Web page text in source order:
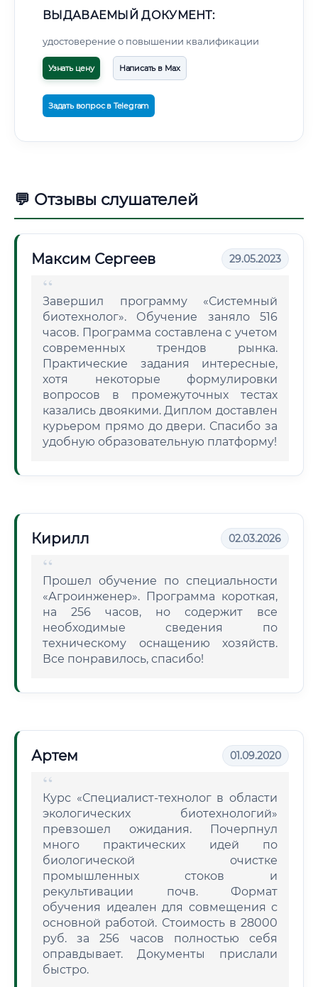
ВЫДАВАЕМЫЙ ДОКУМЕНТ:
удостоверение о повышении квалификации
Узнать цену Написать в Max
Задать вопрос в Telegram
💬 Отзывы слушателей
Максим Сергеев 29.05.2023
Завершил программу «Системный
биотехнолог». Обучение заняло 516
часов. Программа составлена с учетом
современных трендов рынка.
Практические задания интересные,
хотя некоторые формулировки
вопросов в промежуточных тестах
казались двоякими. Диплом доставлен
курьером прямо до двери. Спасибо за
удобную образовательную платформу!
Кирилл 02.03.2026
Прошел обучение по специальности
«Агроинженер». Программа короткая,
на 256 часов, но содержит все
необходимые сведения по
техническому оснащению хозяйств.
Все понравилось, спасибо!
Артем 01.09.2020
Курс «Специалист-технолог в области
экологических биотехнологий»
превзошел ожидания. Почерпнул
много практических идей по
биологической очистке
промышленных стоков и
рекультивации почв. Формат
обучения идеален для совмещения с
основной работой. Стоимость в 28000
руб. за 256 часов полностью себя
оправдывает. Документы прислали
быстро.